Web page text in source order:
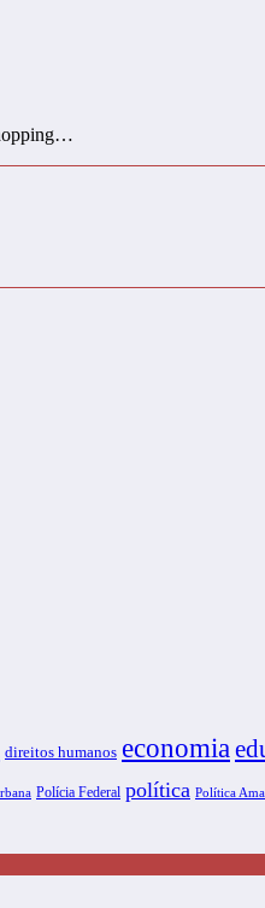
direitos humanos economia
Polícia Federal política Política